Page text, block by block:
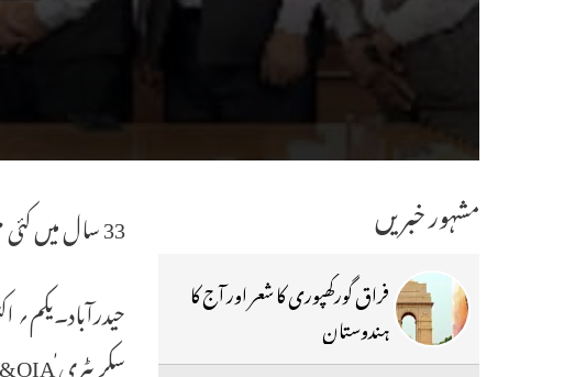
33 سال میں کئی ممالک میں سفارتی خدمات، ہند۔ سعودی عرب تعلقات کے استحکام میں اہم رول
مشہور خبریں
فراق گورکھپوری کا شعر اور آج کا
ہندوستان